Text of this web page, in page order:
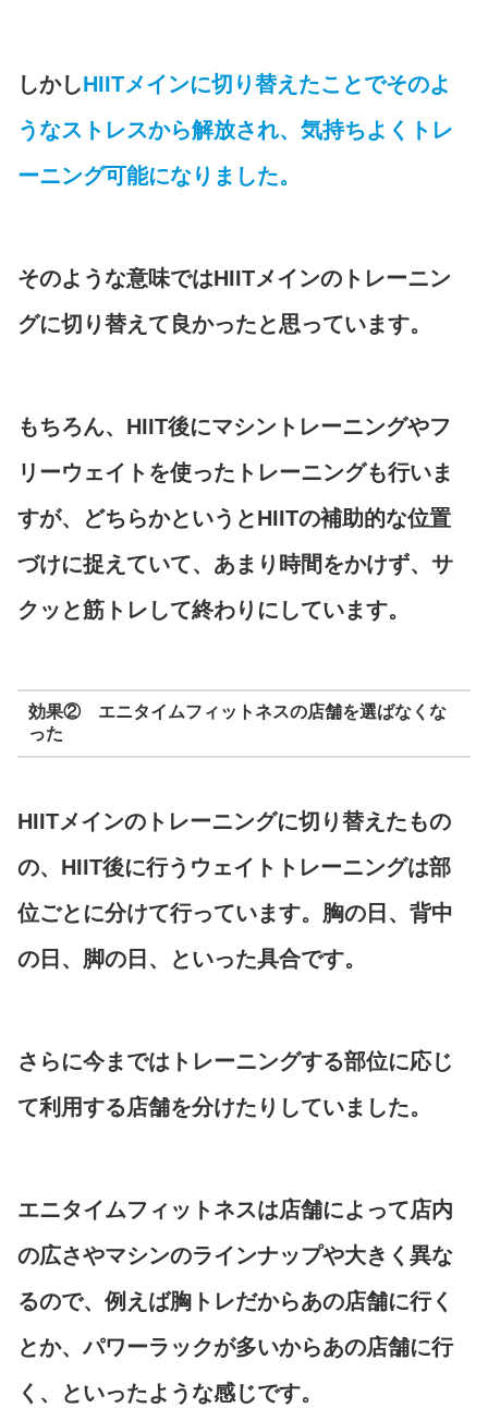
しかしHIITメインに切り替えたことでそのよ
うなストレスから解放され、気持ちよくトレ
ーニング可能になりました。
そのような意味ではHIITメインのトレーニン
グに切り替えて良かったと思っています。
もちろん、HIIT後にマシントレーニングやフ
リーウェイトを使ったトレーニングも行いま
すが、どちらかというとHIITの補助的な位置
づけに捉えていて、あまり時間をかけず、サ
クッと筋トレして終わりにしています。
効果② エニタイムフィットネスの店舗を選ばなくな
った
HIITメインのトレーニングに切り替えたもの
の、HIIT後に行うウェイトトレーニングは部
位ごとに分けて行っています。胸の日、背中
の日、脚の日、といった具合です。
さらに今まではトレーニングする部位に応じ
て利用する店舗を分けたりしていました。
エニタイムフィットネスは店舗によって店内
の広さやマシンのラインナップや大きく異な
るので、例えば胸トレだからあの店舗に行く
とか、パワーラックが多いからあの店舗に行
く、といったような感じです。